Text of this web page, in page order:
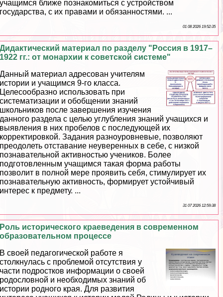
учащимся ближе познакомиться с устройством
государства, с их правами и обязанностями. ...
01 08 2026 19:52:35
Дидактический материал по разделу "Россия в 1917–
1922 гг.: от монархии к советской системе"
Данный материал адресован учителям
истории и учащимся 9-го класса.
Целесообразно использовать при
систематизации и обобщении знаний
школьников после завершения изучения
данного раздела с целью углубления знаний учащихся и
выявления в них пробелов с последующей их
корректировкой. Задания разноуровневые, позволяют
преодолеть отставание неуверенных в себе, с низкой
познавательной активностью учеников. Более
подготовленным учащимся такая форма работы
позволит в полной мере проявить себя, стимулирует их
познавательную активность, формирует устойчивый
интерес к предмету. ...
31 07 2026 12:59:38
Роль исторического краеведения в современном
образовательном процессе
В своей педагогической работе я
столкнулась с проблемой отсутствия у
части подростков информации о своей
родословной и необходимых знаний об
истории родного края. Для развития